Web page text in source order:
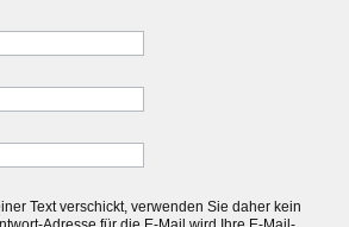
Text verschickt, verwenden Sie daher kein